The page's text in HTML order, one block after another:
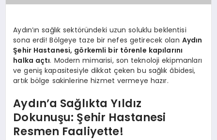
Aydın’ın sağlık sektöründeki uzun soluklu beklentisi
sona erdi! Bölgeye taze bir nefes getirecek olan Aydın
Şehir Hastanesi, görkemli bir törenle kapılarını
halka açtı. Modern mimarisi, son teknoloji ekipmanları
ve geniş kapasitesiyle dikkat çeken bu sağlık âbidesi,
artık bölge sakinlerine hizmet vermeye hazır.
Aydın’a Sağlıkta Yıldız
Dokunuşu: Şehir Hastanesi
Resmen Faaliyette!